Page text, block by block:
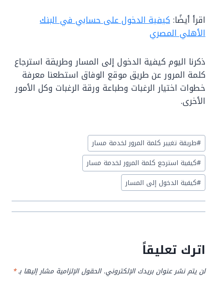
اقرأ أيضًا: كيفية الدخول على حسابي في البنك
الأهلي المصري
ذكرنا اليوم كيفية الدخول إلى المسار وطريقة استرجاع
كلمة المرور عن طريق موقع الوفاق استطعنا معرفة
خطوات اختيار الرغبات وطباعة ورقة الرغبات وكل الأمور
الأخرى.
Post
Tags:
#طريقة تغيير كلمة المرور لخدمة مسار
#كيفية استرجع كلمة المرور لخدمة مسار
#كيفية الدخول إلى المسار
اترك تعليقاً
لن يتم نشر عنوان بريدك الإلكتروني. الحقول الإلزامية مشار إليها بـ*